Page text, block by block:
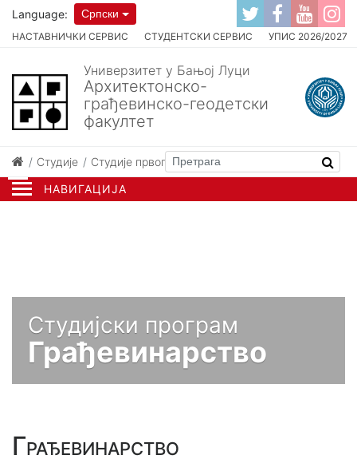
НАВИГАЦИЈА
НАСТАВНИЧКИ СЕРВИС СТУДЕНТСКИ СЕРВИС УПИС 2026/2027
Language: Српски
Универзитет у Бањој Луци
Архитектонско-
грађевинско-геодетски
факултет
Студије Студије првог циклуса
Студијски програм
Грађевинарство
Грађевинарство